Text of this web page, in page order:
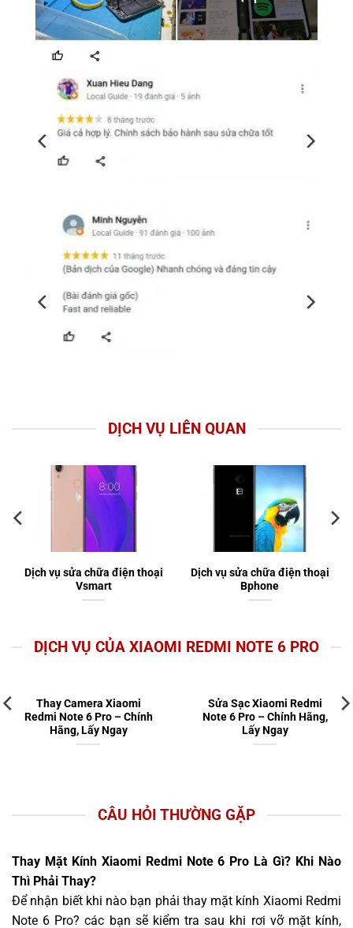
DỊCH VỤ LIÊN QUAN
Dịch vụ sửa chữa điện thoại
Vsmart
Dịch vụ sửa chữa điện thoại
Bphone
DỊCH VỤ CỦA XIAOMI REDMI NOTE 6 PRO
Thay Camera Xiaomi
Redmi Note 6 Pro – Chính
Hãng, Lấy Ngay
Sửa Sạc Xiaomi Redmi
Note 6 Pro – Chính Hãng,
Lấy Ngay
CÂU HỎI THƯỜNG GẶP
Thay Mặt Kính Xiaomi Redmi Note 6 Pro Là Gì? Khi Nào
Thì Phải Thay?
Để nhận biết khi nào bạn phải thay mặt kính Xiaomi Redmi
Note 6 Pro? các bạn sẽ kiểm tra sau khi rơi vỡ mặt kính,